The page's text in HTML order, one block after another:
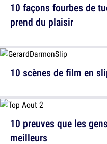
10 scènes de film en
10 façons fourbes de
prend du plaisir
10 preuves que les
meilleurs